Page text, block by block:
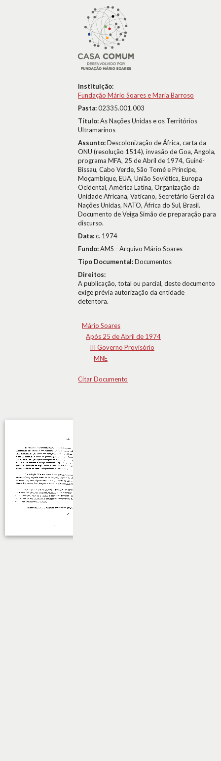
Instituição:
Fundação Mário Soares e Maria Barroso
Pasta:02335.001.003
Título:As Nações Unidas e os Territórios
Ultramarinos
Assunto:Descolonização de África, carta da
ONU (resolução 1514), invasão de Goa, Angola,
programa MFA, 25 de Abril de 1974, Guiné-
Bissau, Cabo Verde, São Tomé e Príncipe,
Moçambique, EUA, União Soviética, Europa
Ocidental, América Latina, Organização da
Unidade Africana, Vaticano, Secretário Geral da
Nações Unidas, NATO, África do Sul, Brasil.
Documento de Veiga Simão de preparação para
discurso.
Data:c. 1974
Fundo:AMS - Arquivo Mário Soares
Tipo Documental:Documentos
Direitos:
A publicação, total ou parcial, deste documento
exige prévia autorização da entidade
detentora.
Mário Soares
Após 25 de Abril de 1974
III Governo Provisório
MNE
Citar Documento